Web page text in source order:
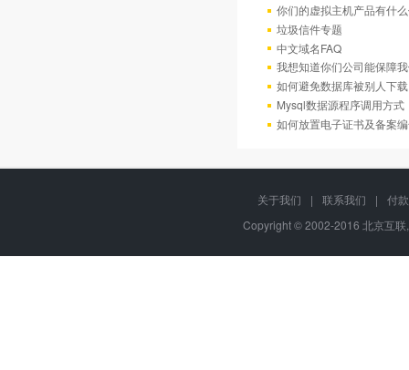
你们的虚拟主机产品有什
垃圾信件专题
中文域名FAQ
我想知道你们公司能保障
如何避免数据库被别人下
Mysql数据源程序调用方
如何放置电子证书及备案
关于我们 | 联系我们 |
付
Copyright © 2002-2016 北京互